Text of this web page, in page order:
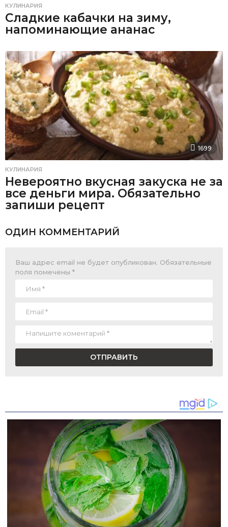
КУЛИНАРИЯ
Сладкие кабачки на зиму,
напоминающие ананас
1699
КУЛИНАРИЯ
Невероятно вкусная закуска не за
все деньги мира. Обязательно
запиши рецепт
ОДИН КОММЕНТАРИЙ
Ваш адрес email не будет опубликован. Обязательные
поля помечены *